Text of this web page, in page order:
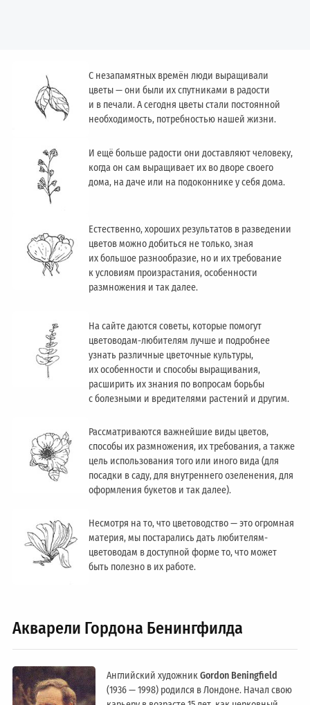
С незапамятных времён люди выращивали
цветы — они были их спутниками в радости
и в печали. А сегодня цветы стали постоянной
необходимость, потребностью нашей жизни.
И ещё больше радости они доставляют человеку,
когда он сам выращивает их во дворе своего
дома, на даче или на подоконнике у себя дома.
Естественно, хороших результатов в разведении
цветов можно добиться не только, зная
их большое разнообразие, но и их требование
к условиям произрастания, особенности
размножения и так далее.
На сайте даются советы, которые помогут
цветоводам-любителям лучше и подробнее
узнать различные цветочные культуры,
их особенности и способы выращивания,
расширить их знания по вопросам борьбы
с болезными и вредителями растений и другим.
Рассматриваются важнейшие виды цветов,
способы их размножения, их требования, а также
цель использования того или иного вида (для
посадки в саду, для внутреннего озеленения, для
оформления букетов и так далее).
Несмотря на то, что цветоводство — это огромная
материя, мы постарались дать любителям-
цветоводам в доступной форме то, что может
быть полезно в их работе.
Акварели Гордона Бенингфилда
Английский художникGordon Beningfield
(1936 — 1998) родился в Лондоне. Начал свою